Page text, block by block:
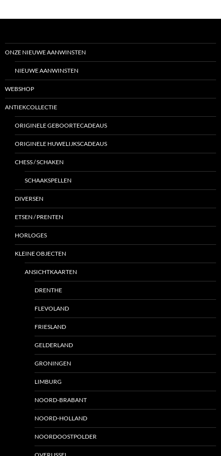
ONZE NIEUWE AANWINSTEN
NIEUWE AANWINSTEN
WEBSHOP
ANTIEKCOLLECTIE
ORIGINELE GEBOORTECADEAUS
ORIGINELE HUWELIJKSCADEAUS
CHESS / SCHAKEN
SCHAAKSPELLEN
DIVERSEN
ETSEN / PRENTEN
HORLOGES
KLEINE OBJECTEN
ANSICHTKAARTEN
DRENTHE
FLEVOLAND
FRIESLAND
GELDERLAND
GRONINGEN
LIMBURG
NOORD-BRABANT
NOORD-HOLLAND
NOORDOOSTPOLDER